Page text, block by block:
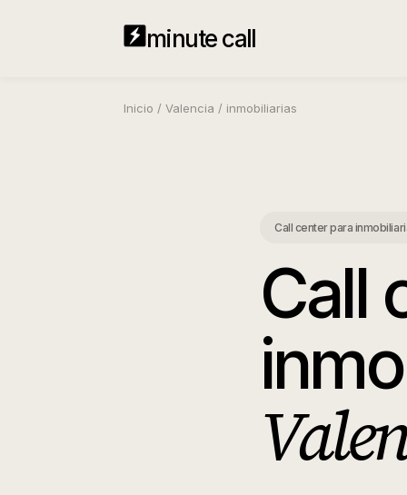
minute call
Inicio / Valencia / inmobiliarias
Call center para
Call